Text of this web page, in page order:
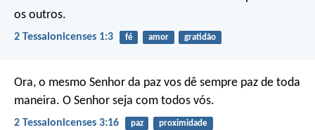
os outros.
2 Tessalonicenses 1:3 fé amor gratidão
Ora, o mesmo Senhor da paz vos dê sempre paz de toda
maneira. O Senhor seja com todos vós.
2 Tessalonicenses 3:16 paz proximidade